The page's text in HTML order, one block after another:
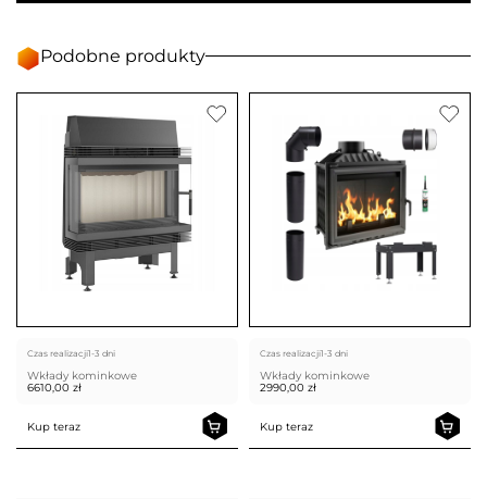
Podobne produkty
Czas realizacji1-3 dni
Wkłady kominkowe
6610,00 zł
Kup teraz
Czas realizacji1-3 dni
Wkłady kominkowe
2990,00 zł
Kup teraz